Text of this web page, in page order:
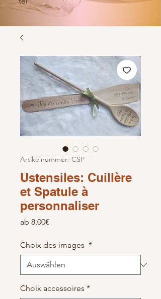
Artikelnummer: CSP
Ustensiles: Cuillère
et Spatule à
personnaliser
ab 8,00€
Choix des images *
Choix accessoires *